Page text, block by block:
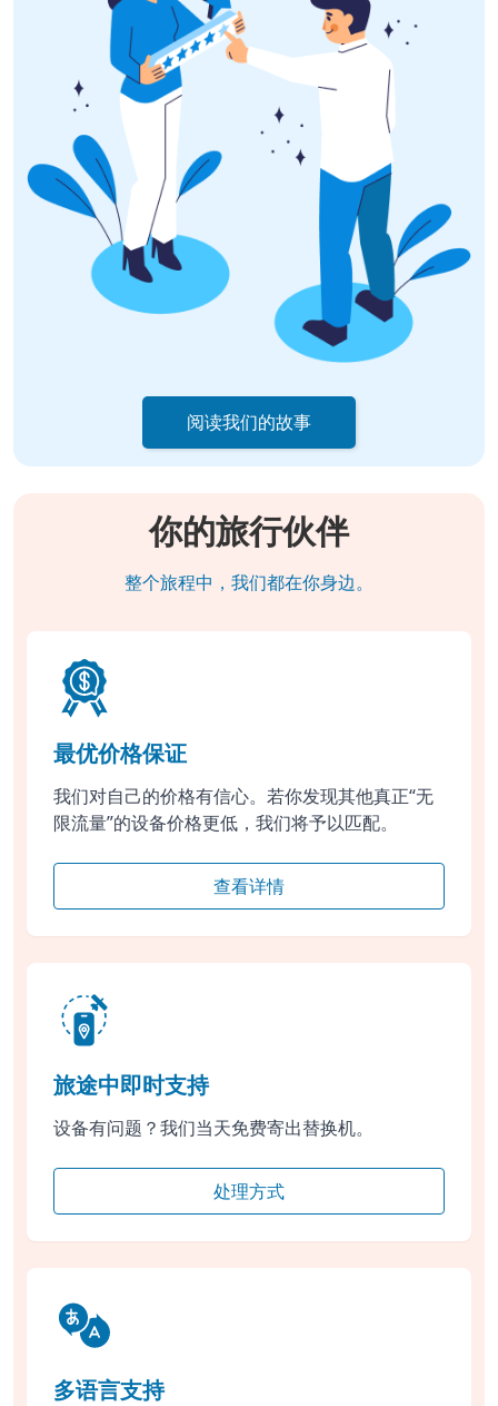
阅读我们的故事
你的旅行伙伴
整个旅程中，我们都在你身边。
最优价格保证
我们对自己的价格有信心。若你发现其他真正“无
限流量”的设备价格更低，我们将予以匹配。
查看详情
旅途中即时支持
设备有问题？我们当天免费寄出替换机。
处理方式
多语言支持